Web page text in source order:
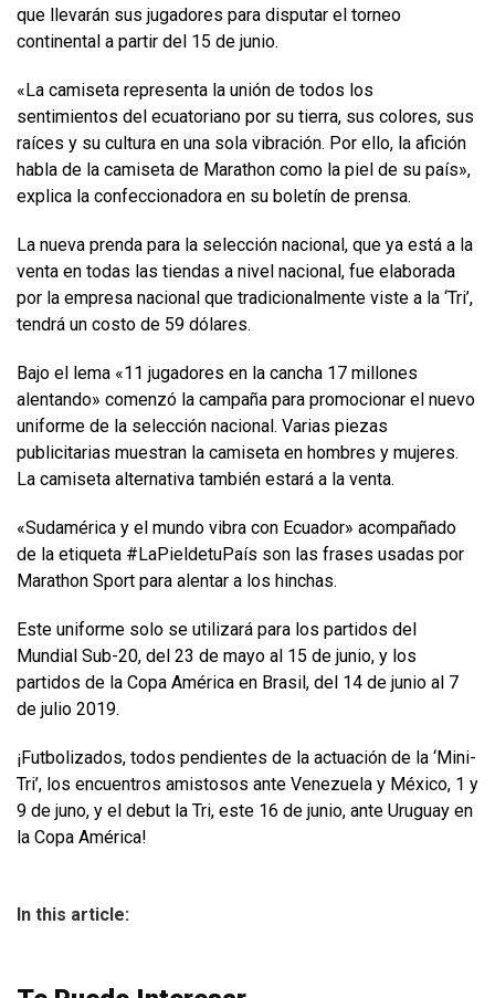
que llevarán sus jugadores para disputar el torneo
continental a partir del 15 de junio.
«La camiseta representa la unión de todos los
sentimientos del ecuatoriano por su tierra, sus colores, sus
raíces y su cultura en una sola vibración. Por ello, la afición
habla de la camiseta de Marathon como la piel de su país»,
explica la confeccionadora en su boletín de prensa.
La nueva prenda para la selección nacional, que ya está a la
venta en todas las tiendas a nivel nacional, fue elaborada
por la empresa nacional que tradicionalmente viste a la ‘Tri’,
tendrá un costo de 59 dólares.
Bajo el lema «11 jugadores en la cancha 17 millones
alentando» comenzó la campaña para promocionar el nuevo
uniforme de la selección nacional. Varias piezas
publicitarias muestran la camiseta en hombres y mujeres.
La camiseta alternativa también estará a la venta.
«Sudamérica y el mundo vibra con Ecuador» acompañado
de la etiqueta #LaPieldetuPaís son las frases usadas por
Marathon Sport para alentar a los hinchas.
Este uniforme solo se utilizará para los partidos del
Mundial Sub-20, del 23 de mayo al 15 de junio, y los
partidos de la Copa América en Brasil, del 14 de junio al 7
de julio 2019.
¡Futbolizados, todos pendientes de la actuación de la ‘Mini-
Tri’, los encuentros amistosos ante Venezuela y México, 1 y
9 de juno, y el debut la Tri, este 16 de junio, ante Uruguay en
la Copa América!
In this article: